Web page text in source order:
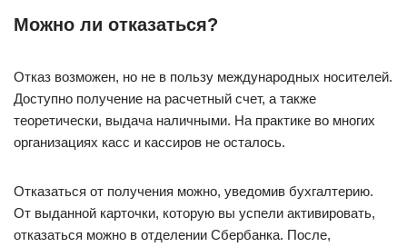
Можно ли отказаться?
Отказ возможен, но не в пользу международных носителей.
Доступно получение на расчетный счет, а также
теоретически, выдача наличными. На практике во многих
организациях касс и кассиров не осталось.
Отказаться от получения можно, уведомив бухгалтерию.
От выданной карточки, которую вы успели активировать,
отказаться можно в отделении Сбербанка. После,